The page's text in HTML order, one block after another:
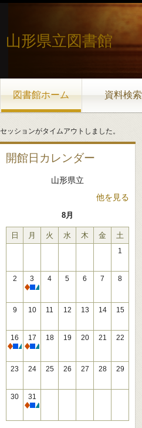
山形県立図書館
図書館ホーム 資料検索
セッションがタイムアウトしました。
開館日カレンダー
山形県立
他を見る
8月
日 月 火 水 木 金 土
1
2
3
休館
4 5 6 7 8
9 10 11 12 13 14 15
16
休館
17
休館
18 19 20 21 22
23 24 25 26 27 28 29
30
31
休館